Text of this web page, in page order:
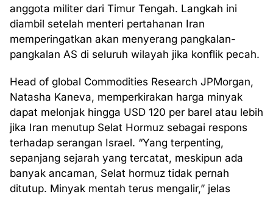
anggota militer dari Timur Tengah. Langkah ini
diambil setelah menteri pertahanan Iran
memperingatkan akan menyerang pangkalan-
pangkalan AS di seluruh wilayah jika konflik pecah.
Head of global Commodities Research JPMorgan,
Natasha Kaneva, memperkirakan harga minyak
dapat melonjak hingga USD 120 per barel atau lebih
jika Iran menutup Selat Hormuz sebagai respons
terhadap serangan Israel. “Yang terpenting,
sepanjang sejarah yang tercatat, meskipun ada
banyak ancaman, Selat hormuz tidak pernah
ditutup. Minyak mentah terus mengalir,” jelas